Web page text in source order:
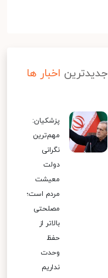
جدیدترین اخبار ها
پزشکیان:
مهم‌ترین
نگرانی
دولت
معیشت
مردم است؛
مصلحتی
بالاتر از
حفظ
وحدت
نداریم